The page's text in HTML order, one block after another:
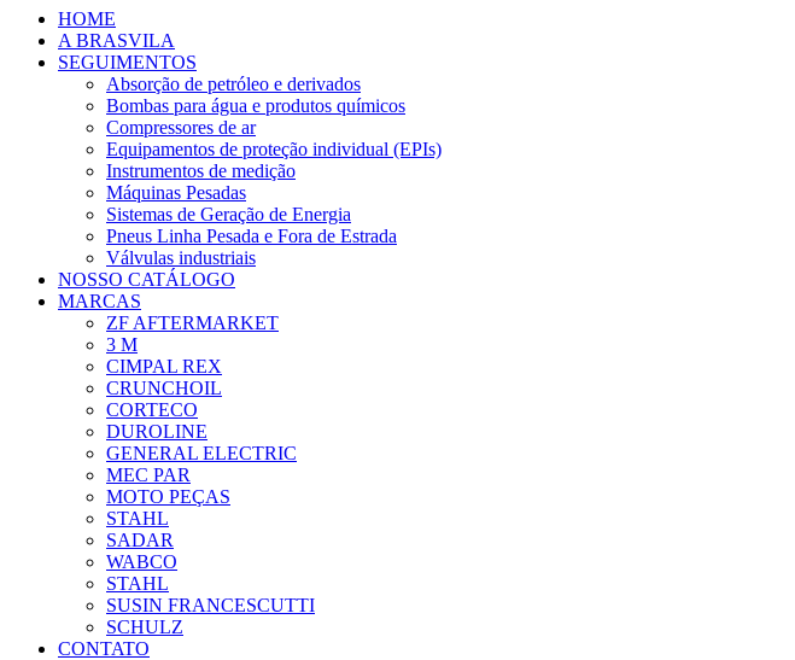
HOME
A BRASVILA
SEGUIMENTOS
Absorção de petróleo e derivados
Bombas para água e produtos químicos
Compressores de ar
Equipamentos de proteção individual (EPIs)
Instrumentos de medição
Máquinas Pesadas
Sistemas de Geração de Energia
Pneus Linha Pesada e Fora de Estrada
Válvulas industriais
NOSSO CATÁLOGO
MARCAS
ZF AFTERMARKET
3 M
CIMPAL REX
CRUNCHOIL
CORTECO
DUROLINE
GENERAL ELECTRIC
MEC PAR
MOTO PEÇAS
STAHL
SADAR
WABCO
STAHL
SUSIN FRANCESCUTTI
SCHULZ
CONTATO